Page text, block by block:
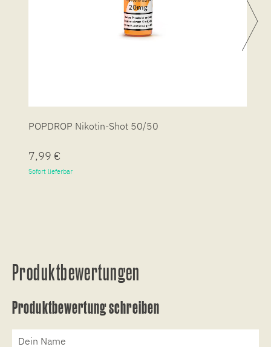
POPDROP Nikotin-Shot 50/50
7,99 €
Sofort lieferbar
Produktbewertungen
Produktbewertung schreiben